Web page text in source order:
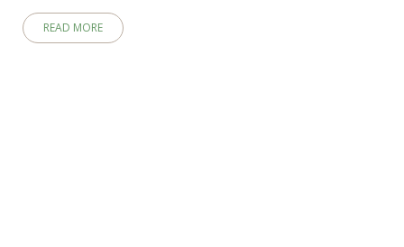
READ MORE